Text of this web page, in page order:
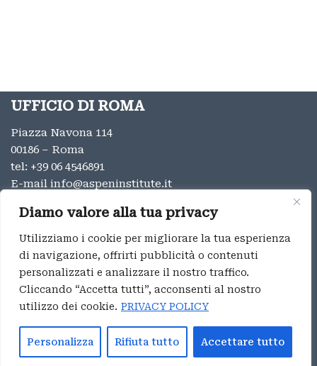
Diamo valore alla tua privacy
Utilizziamo i cookie per migliorare la tua esperienza
di navigazione, offrirti pubblicità o contenuti
personalizzati e analizzare il nostro traffico.
Cliccando “Accetta tutti”, acconsenti al nostro
utilizzo dei cookie. PRIVACY POLICY
Personalizza Rifiuta tutto Accettare tutto
UFFICIO DI ROMA
Piazza Navona 114
00186 – Roma
tel: +39 06 4546891
E-mail info@aspeninstitute.it
UFFICIO DI MILANO
Via Vincenzo Monti 12
20123 – Milano
tel:+39 02 9996131
E-mail:info@aspeninstitute.it
Privacy
Aspen Institute Italia ® 2023
Whistleblowing